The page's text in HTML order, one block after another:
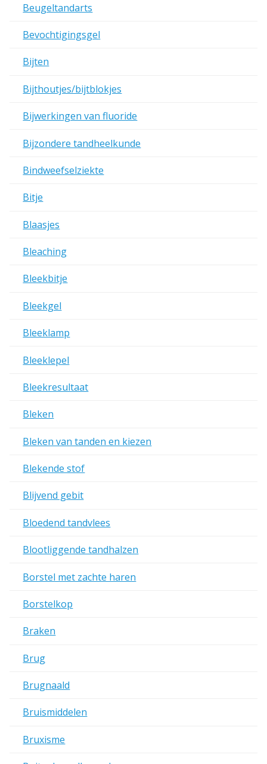
Beugeltandarts
Bevochtigingsgel
Bijten
Bijthoutjes/bijtblokjes
Bijwerkingen van fluoride
Bijzondere tandheelkunde
Bindweefselziekte
Bitje
Blaasjes
Bleaching
Bleekbitje
Bleekgel
Bleeklamp
Bleeklepel
Bleekresultaat
Bleken
Bleken van tanden en kiezen
Blekende stof
Blijvend gebit
Bloedend tandvlees
Blootliggende tandhalzen
Borstel met zachte haren
Borstelkop
Braken
Brug
Brugnaald
Bruismiddelen
Bruxisme